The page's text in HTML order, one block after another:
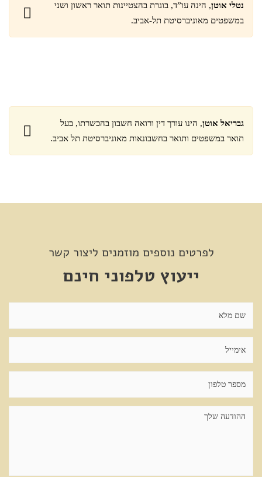
נטלי אוטן, הינה עו”ד, בוגרת בהצטיינות תואר ראשון ושני
במשפטים מאוניברסיטת תל-אביב.
גבריאל אוטן, הינו עורך דין ורואה חשבון בהכשרתו, בעל
תואר במשפטים ותואר בחשבונאות מאוניברסיטת תל אביב.
לפרטים נוספים מוזמנים ליצור קשר
ייעוץ טלפוני חינם